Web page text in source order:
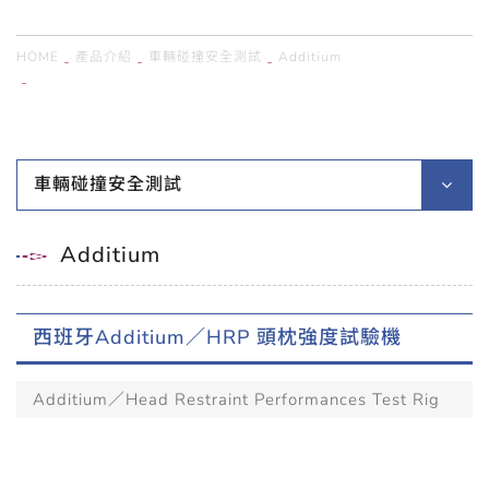
HOME 產品介紹 車輛碰撞安全測試
Additium
車輛碰撞安全測試
Additium
西班牙Additium／HRP 頭枕強度試驗機
Additium／Head Restraint Performances Test Rig